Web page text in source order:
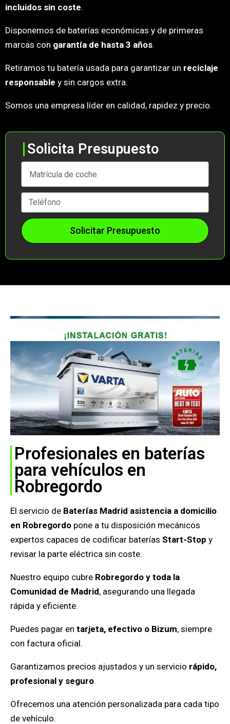
Solicita Presupuesto
Solicitar Presupuesto
incluidos sin coste.
Disponemos de baterías económicas y de primeras
marcas con garantía de hasta 3 años.
Retiramos tu batería usada para garantizar un reciclaje
responsable y sin cargos extra.
Somos una empresa líder en calidad, rapidez y precio.
Profesionales en baterías
para vehículos en
Robregordo
El servicio de Baterías Madrid asistencia a domicilio
en Robregordo pone a tu disposición mecánicos
expertos capaces de codificar baterías Start-Stop y
revisar la parte eléctrica sin coste.
Nuestro equipo cubre Robregordo y toda la
Comunidad de Madrid, asegurando una llegada
rápida y eficiente.
Puedes pagar en tarjeta, efectivo o Bizum, siempre
con factura oficial.
Garantizamos precios ajustados y un servicio rápido,
profesional y seguro.
Ofrecemos una atención personalizada para cada tipo
de vehículo.